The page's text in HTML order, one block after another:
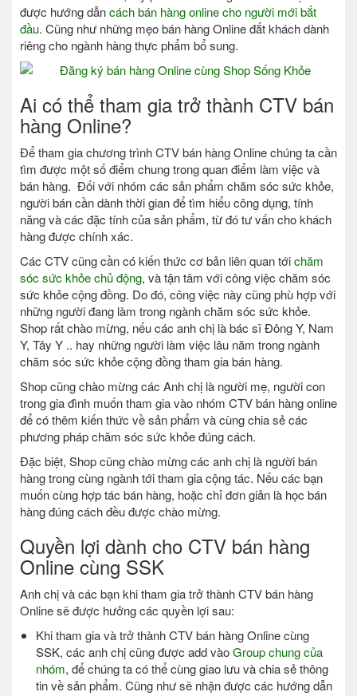
được hướng dẫncách bán hàng online cho người mới bắt
đầu. Cũng như những mẹo bán hàng Online đắt khách dành
riêng cho ngành hàng thực phẩm bổ sung.
Ai có thể tham gia trở thành CTV bán
hàng Online?
Để tham gia chương trình CTV bán hàng Online chúng ta cần
tìm được một số điểm chung trong quan điểm làm việc và
bán hàng. Đối với nhóm các sản phẩm chăm sóc sức khỏe,
người bán cần dành thời gian để tìm hiểu công dụng, tính
năng và các đặc tính của sản phẩm, từ đó tư vấn cho khách
hàng được chính xác.
Các CTV cũng cần có kiến thức cơ bản liên quan tớichăm
sóc sức khỏe chủ động, và tận tâm với công việc chăm sóc
sức khỏe cộng đồng. Do đó, công việc này cũng phù hợp với
những người đang làm trong ngành chăm sóc sức khỏe.
Shop rất chào mừng, nếu các anh chị là bác sĩ Đông Y, Nam
Y, Tây Y .. hay những người làm việc lâu năm trong ngành
chăm sóc sức khỏe cộng đồng tham gia bán hàng.
Shop cũng chào mừng các Anh chị là người mẹ, người con
trong gia đình muốn tham gia vào nhóm CTV bán hàng online
để có thêm kiến thức về sản phẩm và cùng chia sẻ các
phương pháp chăm sóc sức khỏe đúng cách.
Đặc biệt, Shop cũng chào mừng các anh chị là người bán
hàng trong cùng ngành tới tham gia cộng tác. Nếu các bạn
muốn cùng hợp tác bán hàng, hoặc chỉ đơn giản là học bán
hàng đúng cách đều được chào mừng.
Quyền lợi dành cho CTV bán hàng
Online cùng SSK
Anh chị và các bạn khi tham gia trở thành CTV bán hàng
Online sẽ được hưởng các quyền lợi sau:
Khi tham gia và trở thành CTV bán hàng Online cùng
SSK, các anh chị cũng được add vàoGroup chung của
nhóm, để chúng ta có thể cùng giao lưu và chia sẻ thông
tin về sản phẩm. Cũng như sẽ nhận được các hướng dẫn